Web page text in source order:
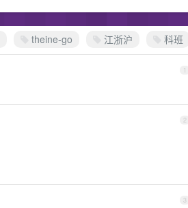
theine-go 江浙沪 科班
1
2
3